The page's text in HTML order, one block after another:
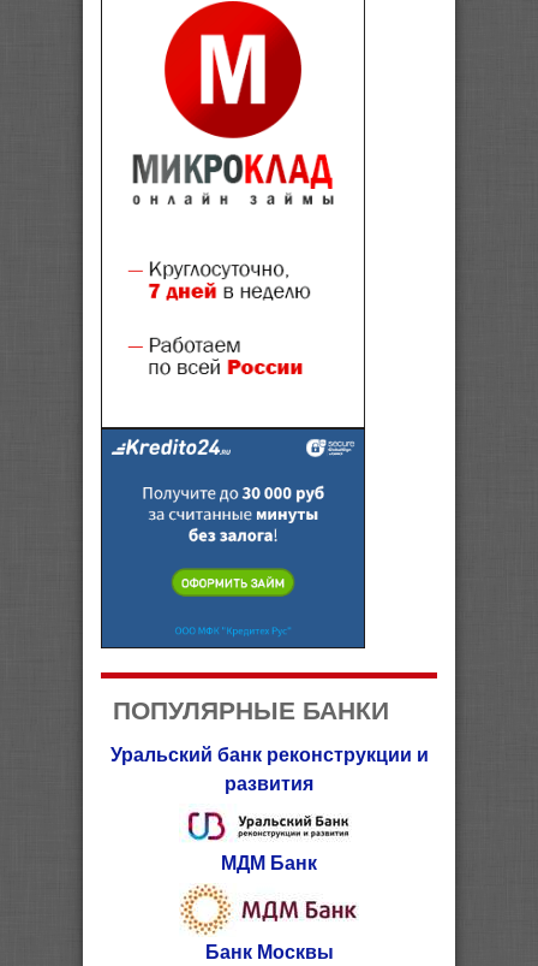
ПОПУЛЯРНЫЕ БАНКИ
Уральский банк реконструкции и
развития
МДМ Банк
Банк Москвы